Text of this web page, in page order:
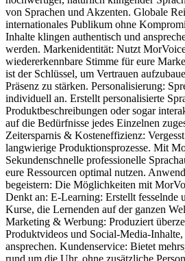
von Sprachen und Akzenten. Globale
internationales Publikum ohne
Inhalte klingen authentisch und
werden. Markenidentität: Nutzt
wiedererkennbare Stimme für eure
ist der Schlüssel, um Vertrauen
Präsenz zu stärken. Personalisierung:
individuell an. Erstellt personalisierte
Produktbeschreibungen oder sogar
auf die Bedürfnisse jedes Einzelnen
Zeitersparnis & Kosteneffizienz:
langwierige Produktionsprozesse. Mit
Sekundenschnelle professionelle
eure Ressourcen optimal nutzen.
begeistern: Die Möglichkeiten mit
Denkt an: E-Learning: Erstellt fesselnde
Kurse, die Lernenden auf der ganzen
Marketing & Werbung: Produziert
Produktvideos und Social-Media-
ansprechen. Kundenservice: Bietet
rund um die Uhr, ohne zusätzliche